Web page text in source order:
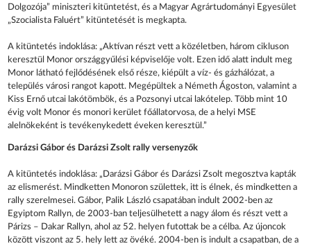
Dolgozója” miniszteri kitüntetést, és a Magyar Agrártudományi Egyesület
„Szocialista Faluért” kitüntetését is megkapta.
A kitüntetés indoklása: „Aktívan részt vett a közéletben, három cikluson
keresztül Monor országgyűlési képviselője volt. Ezen idő alatt indult meg
Monor látható fejlődésének első része, kiépült a víz- és gázhálózat, a
település városi rangot kapott. Megépültek a Németh Ágoston, valamint a
Kiss Ernő utcai lakótömbök, és a Pozsonyi utcai lakótelep. Több mint 10
évig volt Monor és monori kerület főállatorvosa, de a helyi MSE
alelnökeként is tevékenykedett éveken keresztül.”
Darázsi Gábor és Darázsi Zsolt rally versenyzők
A kitüntetés indoklása: „Darázsi Gábor és Darázsi Zsolt megosztva kapták
az elismerést. Mindketten Monoron születtek, itt is élnek, és mindketten a
rally szerelmesei. Gábor, Palik László csapatában indult 2002-ben az
Egyiptom Rallyn, de 2003-ban teljesülhetett a nagy álom és részt vett a
Párizs – Dakar Rallyn, ahol az 52. helyen futottak be a célba. Az újoncok
között viszont az 5. hely lett az övéké. 2004-ben is indult a csapatban, de a